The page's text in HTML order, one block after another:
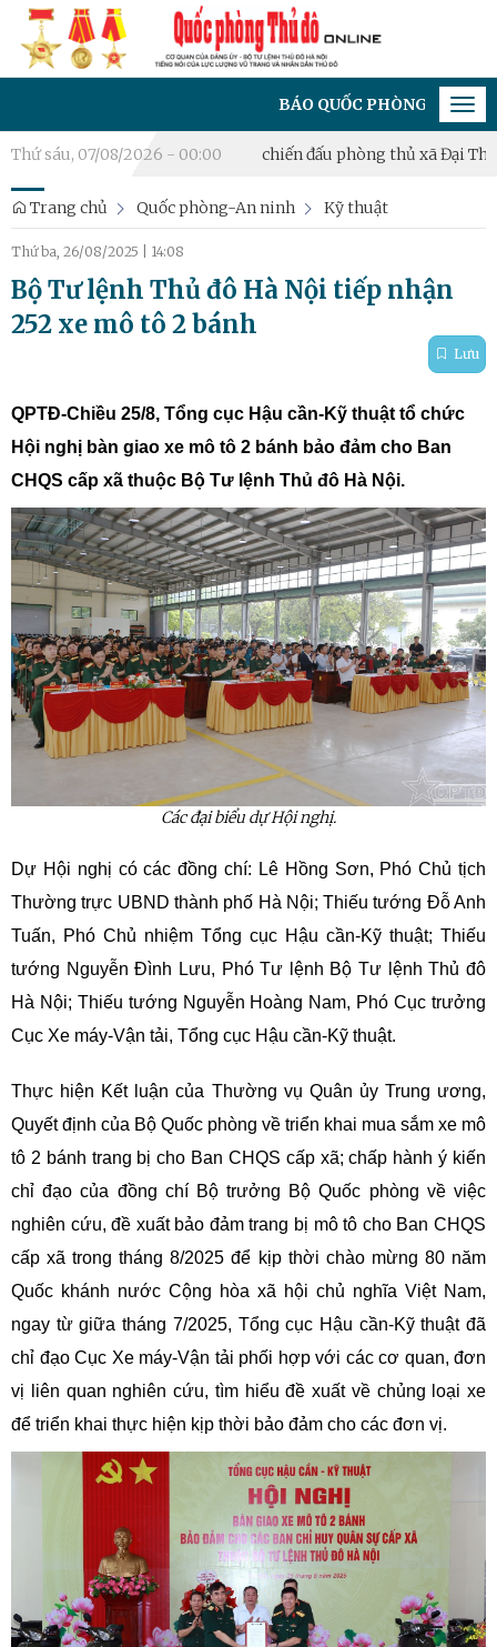
BÁO QUỐC PHÒNG THỦ ĐÔ - CƠ
Thứ sáu, 07/08/2026 - 00:00
Khai mạc diễn tập chiến đấu phòng thủ xã Đại Thanh
Trang chủ Quốc phòng-An ninh Kỹ thuật
Thứ ba, 26/08/2025 14:08
Bộ Tư lệnh Thủ đô Hà Nội tiếp nhận
252 xe mô tô 2 bánh
Lưu
QPTĐ-Chiều 25/8, Tổng cục Hậu cần-Kỹ thuật tổ chức
Hội nghị bàn giao xe mô tô 2 bánh bảo đảm cho Ban
CHQS cấp xã thuộc Bộ Tư lệnh Thủ đô Hà Nội.
Các đại biểu dự Hội nghị.
Dự Hội nghị có các đồng chí: Lê Hồng Sơn, Phó Chủ tịch
Thường trực UBND thành phố Hà Nội; Thiếu tướng Đỗ Anh
Tuấn, Phó Chủ nhiệm Tổng cục Hậu cần-Kỹ thuật; Thiếu
tướng Nguyễn Đình Lưu, Phó Tư lệnh Bộ Tư lệnh Thủ đô
Hà Nội; Thiếu tướng Nguyễn Hoàng Nam, Phó Cục trưởng
Cục Xe máy-Vận tải, Tổng cục Hậu cần-Kỹ thuật.
Thực hiện Kết luận của Thường vụ Quân ủy Trung ương,
Quyết định của Bộ Quốc phòng về triển khai mua sắm xe mô
tô 2 bánh trang bị cho Ban CHQS cấp xã; chấp hành ý kiến
chỉ đạo của đồng chí Bộ trưởng Bộ Quốc phòng về việc
nghiên cứu, đề xuất bảo đảm trang bị mô tô cho Ban CHQS
cấp xã trong tháng 8/2025 để kịp thời chào mừng 80 năm
Quốc khánh nước Cộng hòa xã hội chủ nghĩa Việt Nam,
ngay từ giữa tháng 7/2025, Tổng cục Hậu cần-Kỹ thuật đã
chỉ đạo Cục Xe máy-Vận tải phối hợp với các cơ quan, đơn
vị liên quan nghiên cứu, tìm hiểu đề xuất về chủng loại xe
để triển khai thực hiện kịp thời bảo đảm cho các đơn vị.